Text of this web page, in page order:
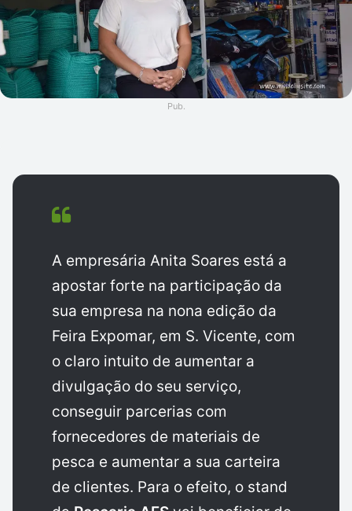
Pub.
A empresária Anita Soares está a
apostar forte na participação da
sua empresa na nona edição da
Feira Expomar, em S. Vicente, com
o claro intuito de aumentar a
divulgação do seu serviço,
conseguir parcerias com
fornecedores de materiais de
pesca e aumentar a sua carteira
de clientes. Para o efeito, o stand